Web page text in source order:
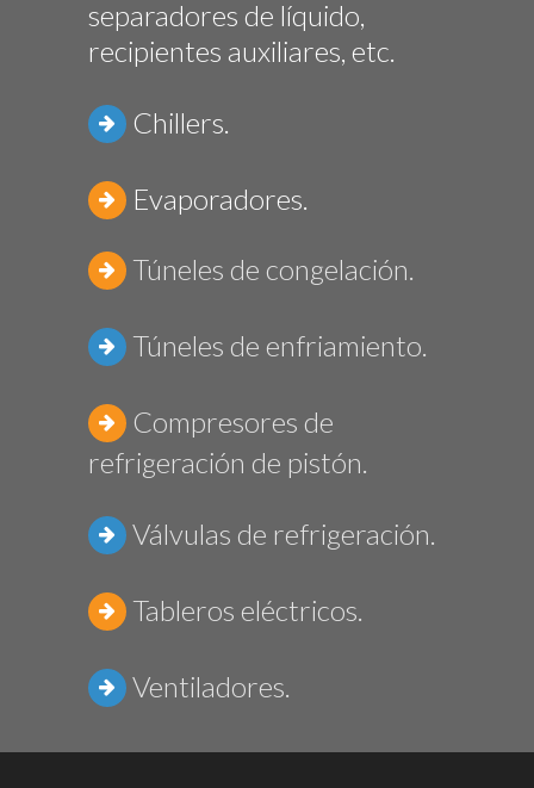
separadores de líquido,
recipientes auxiliares, etc.
Chillers.
Evaporadores.
Túneles de congelación.
Túneles de enfriamiento.
Compresores de
refrigeración de pistón.
Válvulas de refrigeración.
Tableros eléctricos.
Ventiladores.